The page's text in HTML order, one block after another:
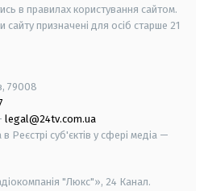
в правилах користування сайтом.
сайту призначені для осіб старше 21
79008
legal@24tv.com.ua
Реєстрі суб'єктів у сфері медіа —
"Люкс"», 24 Канал.